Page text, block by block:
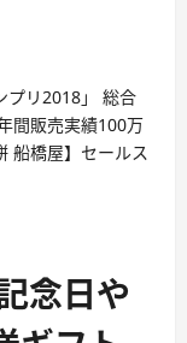
プリ2018」 総合
間販売実績100万
船橋屋】セールス
念日や